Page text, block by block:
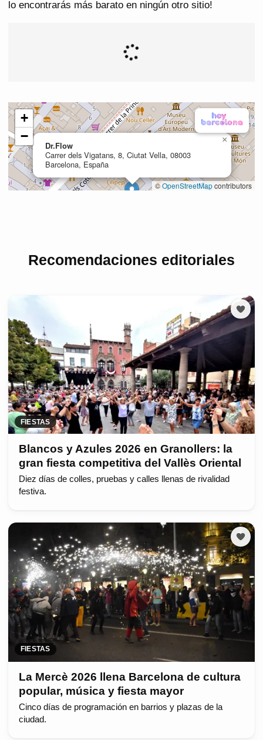
lo encontrarás más barato en ningún otro sitio!
Recomendaciones editoriales
FIESTAS
Blancos y Azules 2026 en Granollers: la
gran fiesta competitiva del Vallès Oriental
Diez días de colles, pruebas y calles llenas de rivalidad
festiva.
FIESTAS
La Mercè 2026 llena Barcelona de cultura
popular, música y fiesta mayor
Cinco días de programación en barrios y plazas de la
ciudad.